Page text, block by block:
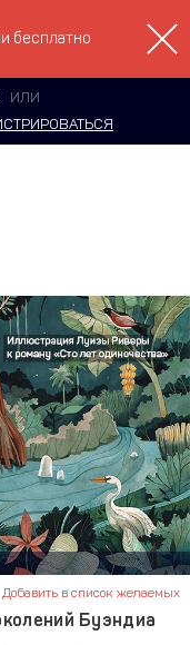
бесплатно
ИЛИ
Добавить в список желаемых
Буэндиа